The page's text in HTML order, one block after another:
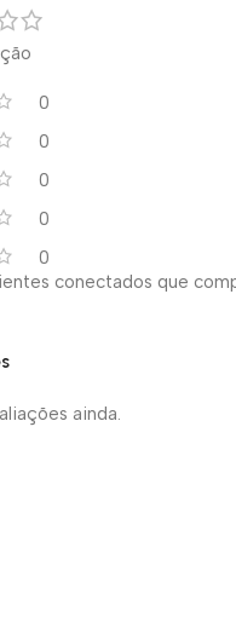
0
0
0
0
0
ainda.
conectados que